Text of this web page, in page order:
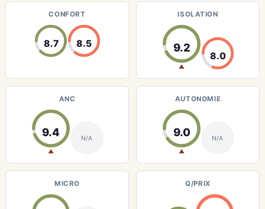
CONFORT
8.7 8.5
ISOLATION
9.2
▲
8.0
ANC
9.4
▲
N/A
AUTONOMIE
9.0
▲
N/A
MICRO Q/PRIX